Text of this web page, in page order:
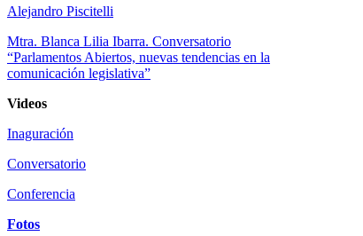
Alejandro Piscitelli
Mtra. Blanca Lilia Ibarra. Conversatorio
“Parlamentos Abiertos, nuevas tendencias en la
comunicación legislativa”
Videos
Inaguración
Conversatorio
Conferencia
Fotos